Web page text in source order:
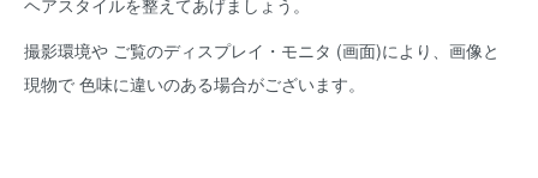
ヘアスタイルを整えてあげましょう。
撮影環境や ご覧のディスプレイ・モニタ (画面)により、画像と
現物で 色味に違いのある場合がございます。